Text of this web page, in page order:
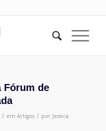
Fórum de
/ em Artigos / por Jessica